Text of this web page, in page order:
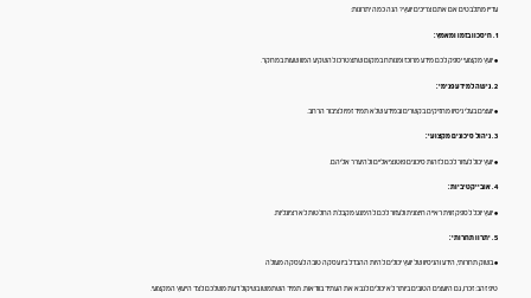
עדיין מתלבטים אם אתם צריכים יועץ? הנה כמה יתרונות:
1. חיסכון בזמן ומאמץ:
• יועץ מקצועי יספק לכם מידע מרוכז ומנותח במקום שתצטרכו להשקיע המון שעות במחקר.
2. גישה למידע פנימי:
• יועצים בעלי ניסיון מחזיקים בקשרים ובמידע שלא תמיד זמין לציבור הרחב.
3. ניהול סיכונים מקצועי:
• יועץ יכול לעזור לכם לזהות סיכונים פוטנציאליים ולהיערך אליהם.
4. אובייקטיביות:
• יועץ יוכל לספק זווית ראייה חיצונית ולעזור לכם להימנע מקבלת החלטות לא רציונליות.
5. יתרון תחרותי:
• בשוק תחרותי, הידע והניסיון של יועץ יכולים להיות ההבדל בין עסקה טובה לעסקה מעולה
טיפ זהב: זכרו, גם היועצים הטובים ביותר לא יכולים לנבא את העתיד בוודאות. תמיד השתמשו בשיקול דעת משלכם לצד הייעוץ המקצועי.